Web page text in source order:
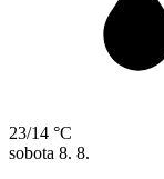
23/14 °C
sobota 8. 8.